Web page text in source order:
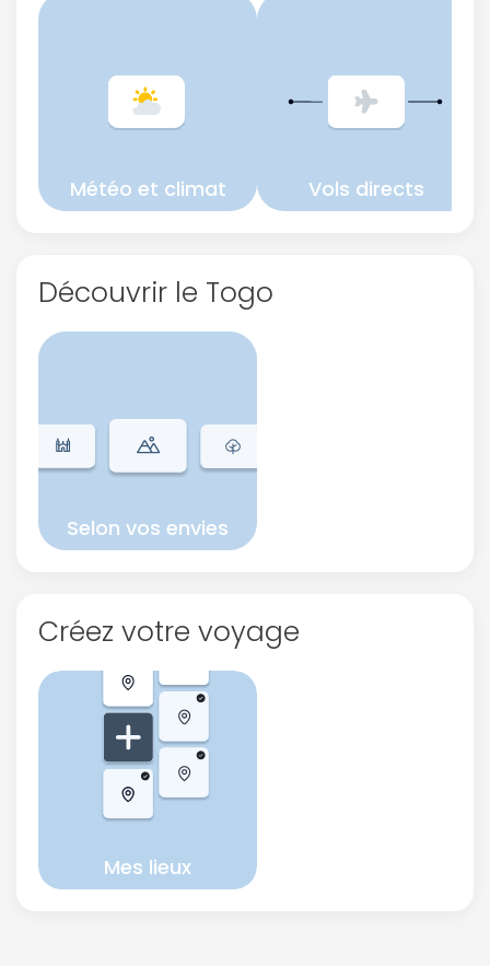
Météo et climat Vols directs
Découvrir le Togo
Selon vos envies
Créez votre voyage
Mes lieux